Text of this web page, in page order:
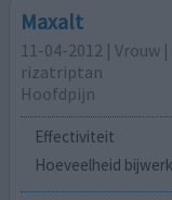
Maxalt
11-04-2012 | Vrouw |
rizatriptan
Hoofdpijn
Effectiviteit
Hoeveelheid